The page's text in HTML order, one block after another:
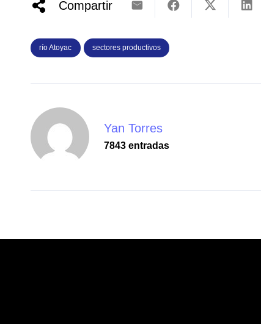
Compartir
río Atoyac sectores productivos
Yan Torres
7843 entradas